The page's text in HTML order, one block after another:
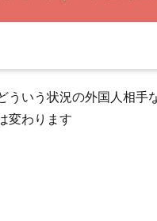
ういう状況の外国人相
変わります